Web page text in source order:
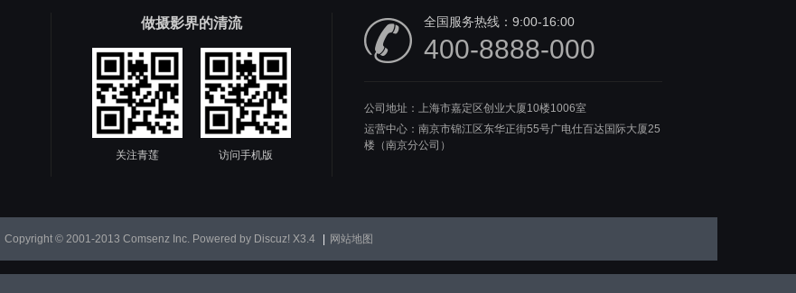
做摄影界的清流
关注青莲 访问手机版
全国服务热线： 9:00-16:00
400-8888-000
公司地址：上海市嘉定区创业大厦10楼1006室
运营中心：南京市锦江区东华正街55号广电仕百达国际大厦25
楼（南京分公司）
Copyright © 2001-2013 Comsenz Inc. Powered by Discuz! X3.4 网站地图